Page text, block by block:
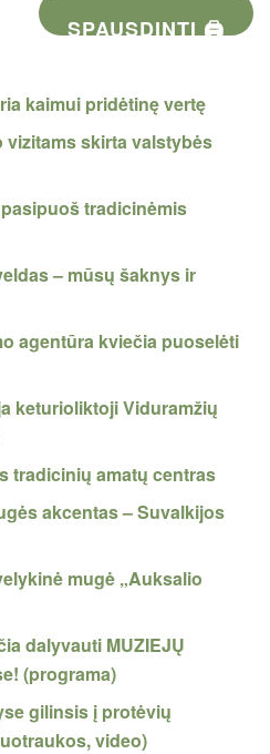
SPAUSDINTI 🖨
kaimui pridėtinę vertę
skirta valstybės
tradicinėmis
– mūsų šaknys ir
agentūra kviečia puoselėti
keturioliktoji Viduramžių
tradicinių amatų centras
akcentas – Suvalkijos
mugė „Auksalio
dalyvauti MUZIEJŲ
(programa)
gilinsis į protėvių
video)